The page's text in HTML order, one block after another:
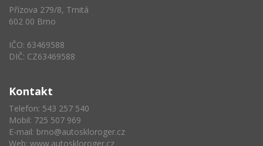
Přízova 279/8, Trnitá
602 00 Brno
IČO: 63469588
DIČ: CZ63469588
Kontakt
Telefon: 543 257 540
Mobil: 725 507 969
E-mail: brno@autoskloroger.cz
Web: www.autoskloroger.cz